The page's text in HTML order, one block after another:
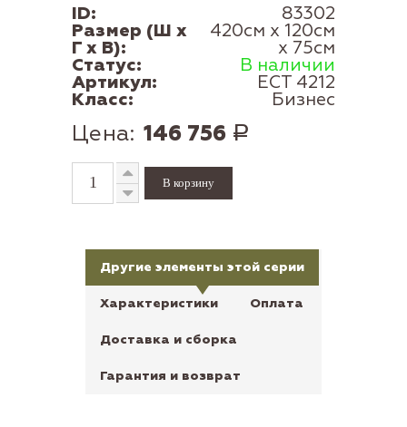
ID: 83302
Размер (Ш x
Г x В):
420см x 120см
x 75см
Статус: В наличии
Артикул: ECT 4212
Класс: Бизнес
Цена: 146 756 Р
Другие элементы этой серии
Характеристики Оплата
Доставка и сборка
Гарантия и возврат